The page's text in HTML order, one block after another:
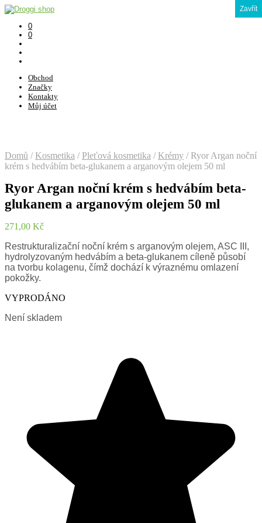
0
0
Obchod
Značky
Kontakty
Můj účet
Domů / Kosmetika / Pleťová kosmetika / Krémy /Ryor Argan noční
krém s hedvábím beta-glukanem a arganovým olejem 50 ml
Ryor Argan noční krém s hedvábím beta-
glukanem a arganovým olejem 50 ml
271,00 Kč
Restrukturalizační noční krém s arganovým olejem, ASC III,
hydrolyzovaným hedvábím a beta-glukanem cíleně působí
na tvorbu kolagenu, čímž dochází k výraznému omlazení
pokožky.
VYPRODÁNO
Není skladem
Zavřít